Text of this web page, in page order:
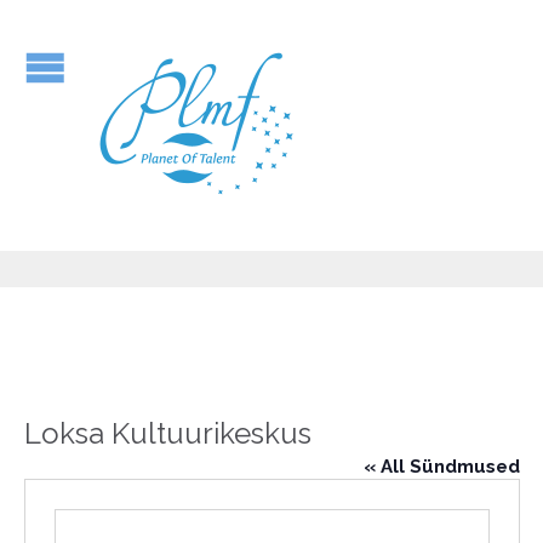
Loksa Kultuurikeskus
« All Sündmused